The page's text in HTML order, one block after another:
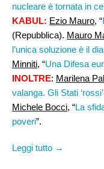
nucleare è tornata in
KABUL: Ezio Mauro, “
(Repubblica). Mauro
l’unica soluzione è il
Minniti, “Una Difesa
INOLTRE: Marilena
valanga. Gli Stati
Michele Bocci, “La
poveri”.
Leggi tutto →